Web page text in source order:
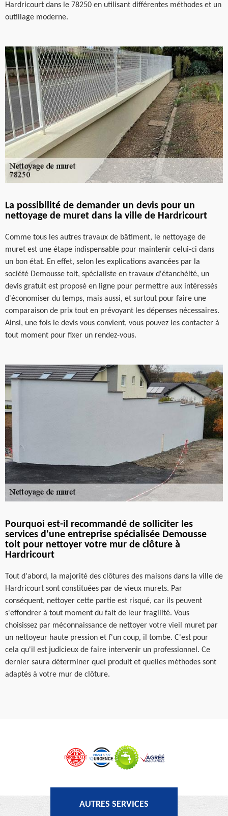
Hardricourt dans le 78250 en utilisant différentes méthodes et un
outillage moderne.
La possibilité de demander un devis pour un
nettoyage de muret dans la ville de Hardricourt
Comme tous les autres travaux de bâtiment, le nettoyage de
muret est une étape indispensable pour maintenir celui-ci dans
un bon état. En effet, selon les explications avancées par la
société Demousse toit, spécialiste en travaux d'étanchéité, un
devis gratuit est proposé en ligne pour permettre aux intéressés
d'économiser du temps, mais aussi, et surtout pour faire une
comparaison de prix tout en prévoyant les dépenses nécessaires.
Ainsi, une fois le devis vous convient, vous pouvez les contacter à
tout moment pour fixer un rendez-vous.
Pourquoi est-il recommandé de solliciter les
services d'une entreprise spécialisée Demousse
toit pour nettoyer votre mur de clôture à
Hardricourt
Tout d'abord, la majorité des clôtures des maisons dans la ville de
Hardricourt sont constituées par de vieux murets. Par
conséquent, nettoyer cette partie est risqué, car ils peuvent
s'effondrer à tout moment du fait de leur fragilité. Vous
choisissez par méconnaissance de nettoyer votre vieil muret par
un nettoyeur haute pression et f'un coup, il tombe. C'est pour
cela qu'il est judicieux de faire intervenir un professionnel. Ce
dernier saura déterminer quel produit et quelles méthodes sont
adaptés à votre mur de clôture.
AUTRES SERVICES